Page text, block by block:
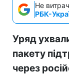
Не
РБК-
Уряд
пакету
через